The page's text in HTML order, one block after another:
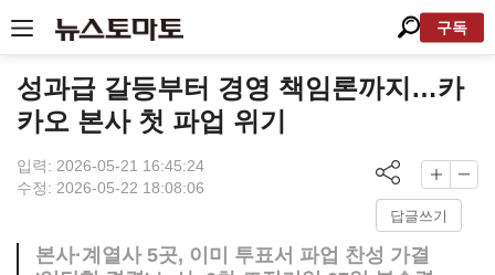
구독
성과급 갈등부터 경영 책임론까지…카
카오 본사 첫 파업 위기
입력: 2026-05-21 16:45:24
수정: 2026-05-22 18:08:06
답글쓰기
본사·계열사 5곳, 이미 투표서 파업 찬성 가결